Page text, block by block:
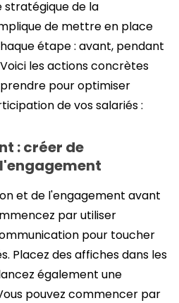
de la
de mettre en place
étape : avant, pendant
les actions concrètes
pour optimiser
de vos salariés :
: créer de
et de l'engagement avant
par utiliser
pour toucher
Placez des affiches dans les
également une
pouvez commencer par